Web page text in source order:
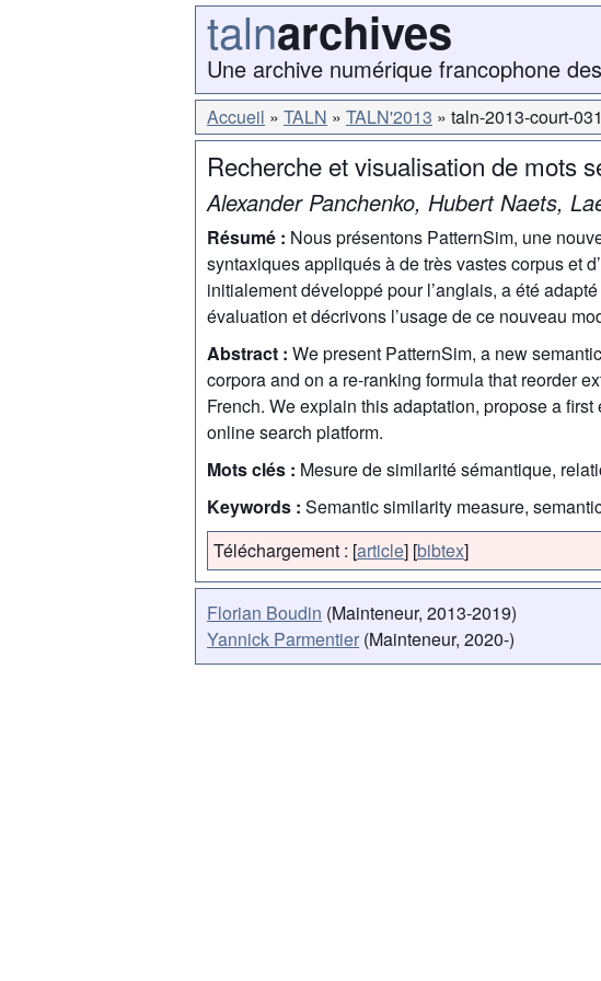
talnarchives
Une archive numérique francophone
Accueil TALN TALN'2013 taln-2013-court-031
Recherche et visualisation de mots
Alexander Panchenko, Hubert Naets,
Résumé : Nous présentons PatternSim, une
syntaxiques appliqués à de très vastes corpus et
initialement développé pour l’anglais, a été
évaluation et décrivons l’usage de ce nouveau
Abstract : We present PatternSim, a new
corpora and on a re-ranking formula that reorder
French. We explain this adaptation, propose a
online search platform.
Mots clés : Mesure de similarité sémantique,
Keywords : Semantic similarity measure,
Téléchargement : [article] [bibtex]
Florian Boudin (Mainteneur, 2013-2019)
Yannick Parmentier (Mainteneur, 2020-)